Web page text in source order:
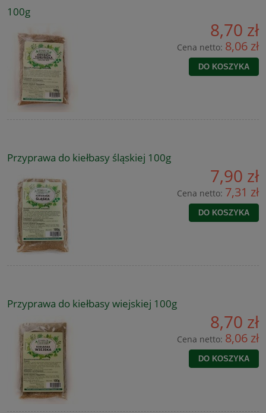
100g
8,70 zł
Cena netto: 8,06 zł
DO KOSZYKA
Przyprawa do kiełbasy śląskiej 100g
7,90 zł
Cena netto: 7,31 zł
DO KOSZYKA
Przyprawa do kiełbasy wiejskiej 100g
8,70 zł
Cena netto: 8,06 zł
DO KOSZYKA